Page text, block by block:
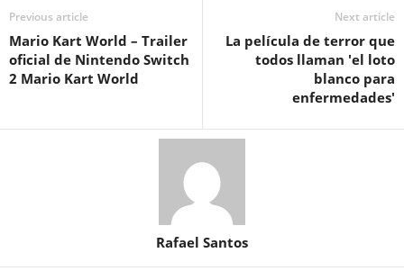
Previous article
Mario Kart World – Trailer
oficial de Nintendo Switch
2 Mario Kart World
Next article
La película de terror que
todos llaman 'el loto
blanco para
enfermedades'
Rafael Santos